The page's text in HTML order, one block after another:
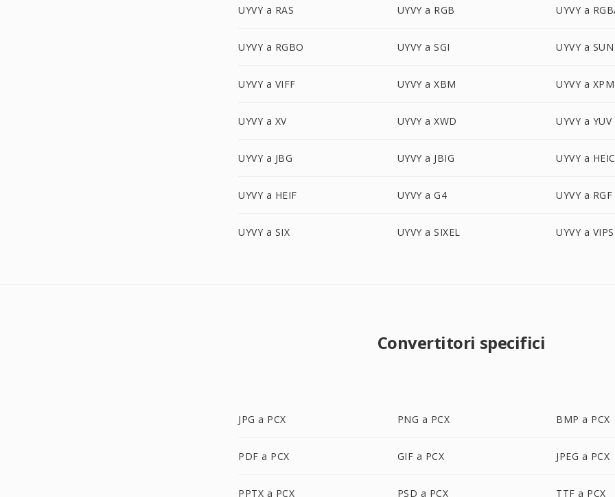
UYVY a RAS UYVY a RGB UYVY a
UYVY a RGBO UYVY a SGI UYVY a SUN
UYVY a VIFF UYVY a XBM UYVY a XPM
UYVY a XV UYVY a XWD UYVY a YUV
UYVY a JBG UYVY a JBIG UYVY a HEIC
UYVY a HEIF UYVY a G4 UYVY a RGF
UYVY a SIX UYVY a SIXEL UYVY a VIPS
Convertitori specifici
JPG a PCX PNG a PCX BMP a PCX
PDF a PCX GIF a PCX JPEG a PCX
PPTX a PCX PSD a PCX TTF a PCX